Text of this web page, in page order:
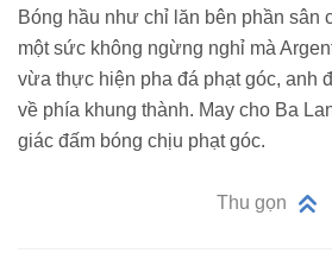
Bóng hầu như chỉ lăn bên phần sân
một sức không ngừng nghỉ mà
vừa thực hiện pha đá phạt góc, anh
về phía khung thành. May cho Ba
giác đấm bóng chịu phạt góc.
Thu gọn